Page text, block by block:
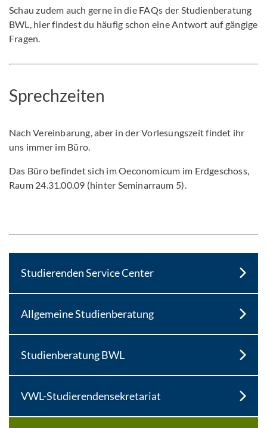
Schau zudem auch gerne in die FAQs der Studienberatung
BWL, hier findest du häufig schon eine Antwort auf gängige
Fragen.
Sprechzeiten
Nach Vereinbarung, aber in der Vorlesungszeit findet ihr
uns immer im Büro.
Das Büro befindet sich im Oeconomicum im Erdgeschoss,
Raum 24.31.00.09 (hinter Seminarraum 5).
Studierenden Service Center
Allgemeine Studienberatung
Studienberatung BWL
VWL-​Studierendensekretariat